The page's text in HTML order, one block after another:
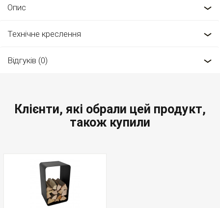
Опис
Технічне креслення
Відгуків (0)
Клієнти, які обрали цей продукт,
також купили